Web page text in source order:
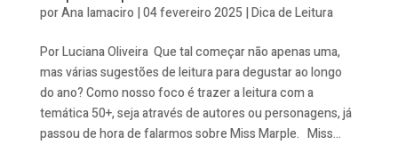
porAna Iamaciro |04 fevereiro 2025 |Dica de Leitura
Por Luciana Oliveira Que tal começar não apenas uma,
mas várias sugestões de leitura para degustar ao longo
do ano? Como nosso foco é trazer a leitura com a
temática 50+, seja através de autores ou personagens, já
passou de hora de falarmos sobre Miss Marple. Miss...